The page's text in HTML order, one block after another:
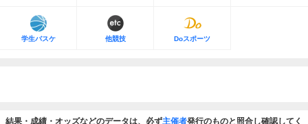
学生バスケ 他競技 Doスポーツ
結果・成績・オッズなどのデータは、必ず主催者発行のものと照合し確認してく